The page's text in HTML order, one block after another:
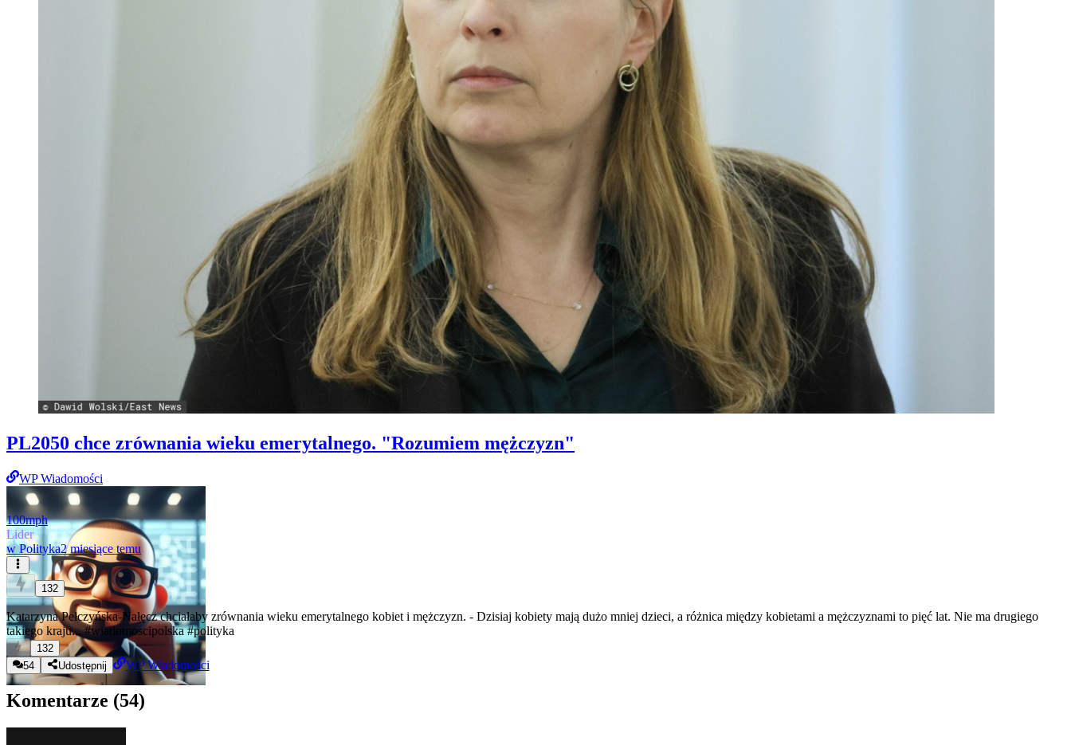
PL2050 chce zrównania wieku emerytalnego. "Rozumiem mężczyzn"
WP Wiadomości
100mph
Lider
w Polityka2 miesiące temu
132
Katarzyna Pełczyńska-Nałęcz chciałaby zrównania wieku emerytalnego kobiet i mężczyzn. - Dzisiaj kobiety mają dużo mniej dzieci, a różnica między kobietami a mężczyznami to pięć lat. Nie ma drugiego
takiego kraju...#wiadomoscipolska #polityka
132
54
Udostępnij WP Wiadomości
Komentarze (54)